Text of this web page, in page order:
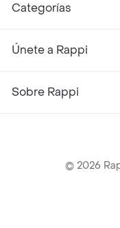
Categorías
Únete a Rappi
Sobre Rappi
© 2026